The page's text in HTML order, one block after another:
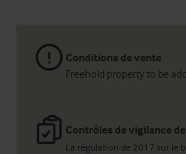
Conditions de vente
Freehold property to be
Contrôles de vigilance
La régulation de 2017 sur le